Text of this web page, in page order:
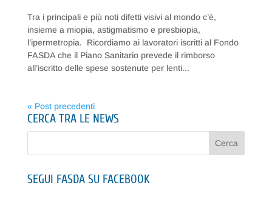
Tra i principali e più noti difetti visivi al mondo c’è,
insieme a miopia, astigmatismo e presbiopia,
l’ipermetropia. Ricordiamo ai lavoratori iscritti al Fondo
FASDA che il Piano Sanitario prevede il rimborso
all’iscritto delle spese sostenute per lenti...
« Post precedenti
CERCA TRA LE NEWS
SEGUI FASDA SU FACEBOOK